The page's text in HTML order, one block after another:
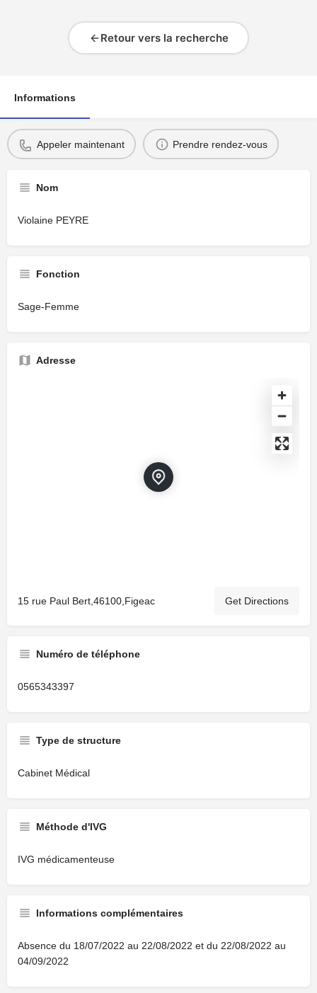
Retour vers la recherche
Informations
Appeler maintenant Prendre rendez-vous
Nom
Violaine PEYRE
Fonction
Sage-Femme
Adresse
15 rue Paul Bert,46100,Figeac Get Directions
Numéro de téléphone
0565343397
Type de structure
Cabinet Médical
Méthode d'IVG
IVG médicamenteuse
Informations complémentaires
Absence du 18/07/2022 au 22/08/2022 et du 22/08/2022 au
04/09/2022